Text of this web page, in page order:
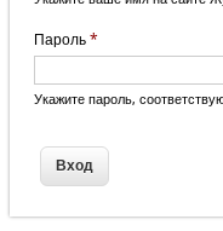
Пароль *
Укажите пароль,